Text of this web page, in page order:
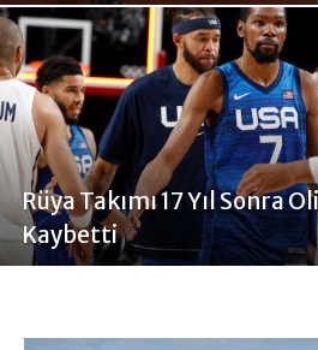
Rüya Takımı 17 Yıl Sonra
Kaybetti